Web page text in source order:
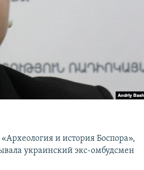
и история Боспора»,
украинский экс-омбудсмен